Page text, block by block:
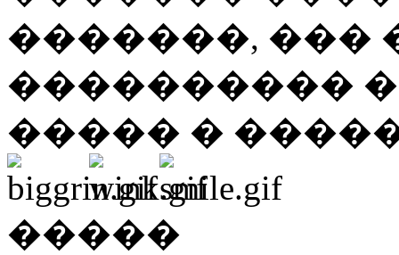
�������, ���
����������
����� �
�����